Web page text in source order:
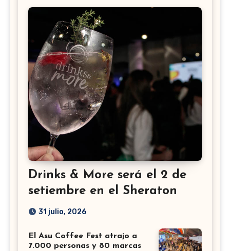
Drinks & More será el 2 de
setiembre en el Sheraton
31 julio, 2026
El Asu Coffee Fest atrajo a
7.000 personas y 80 marcas